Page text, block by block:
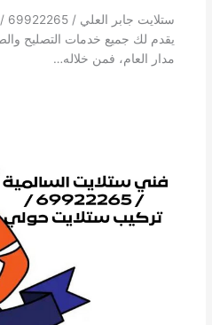
يقدم لك جميع خدمات التصليح
مدار العام، فمن خلاله…